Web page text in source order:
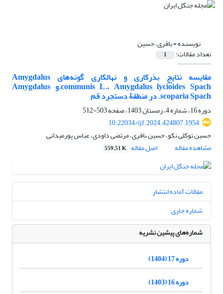
نویسنده =باقری، حسین
تعداد مقالات: 1
مقایسه نتایج بذرکاری و نهالکاری گونه‌های Amygdalus
communis L.، Amygdalus lycioides Spach.و Amygdalus
scoparia Spach. در منطقۀ دستجرد قم
دوره 16، شماره 4، زمستان 1403، صفحه
503-512
10.22034/ijf.2024.424807.1954
حسین توکلی نکو، حسین باقری، مرتضی داودی، عباس پورمیدانی
مشاهده مقاله
اصل مقاله 559.51 K
مقالات آماده انتشار
شماره جاری
شماره‌های پیشین نشریه
دوره 17 (1404)
دوره 16 (1403)